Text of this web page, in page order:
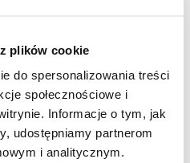
plików cookie
do spersonalizowania treści
społecznościowe i
Informacje o tym, jak
udostępniamy partnerom
i analitycznym.
w klips umożliwiający
w kieszeni jak zwykły
miejsca i świetnie sprawdzi
każdego użytkownika